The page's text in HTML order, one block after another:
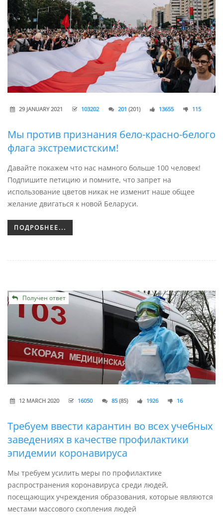
29 JANUARY 2021 103202 201 (201) 13655 115
Мы против признания бело-красно-белого
флага экстремистским!
Давайте покажем что нас намного больше 100 человек!
Подпишите петицию и помните, что запрет на
использование цветов никак не изменит наше общее
желание двигаться к новой Беларуси.
ПОДРОБНЕЕ...
Получен ответ
12 MARCH 2020 16050 85 (85) 1926 16
Требуем ввести карантин во всех учебных
заведениях в качестве профилактики
эпидемии коронавируса
Мы требуем усилить меры по профилактике
распространения коронавируса среди людей,
посещающих учреждения образования, которые являются
местами массового скопления людей